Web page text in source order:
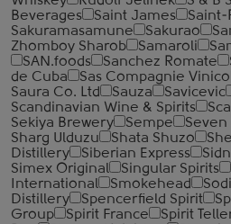
Beverages
Saint James
Saint-
Sakuramasamune
Sakurao
Zhomboy Sharob
Samaroli
SAN.foods
Sanchez Romate
de Cuba
Sas Compagnie
Saura Co. Ltd
Sauza Savicevic
Scandinavian Wine & Spirits
Sekiya Brewery
Sempe Seven
Sharg Ulduzu
Shata Shuzo
Distillery
Siberian Express
Simex Original
Singular Spirits
International
Smokehead
Distillery
Spencerfield Spirit
Group
Spirit France Spirit